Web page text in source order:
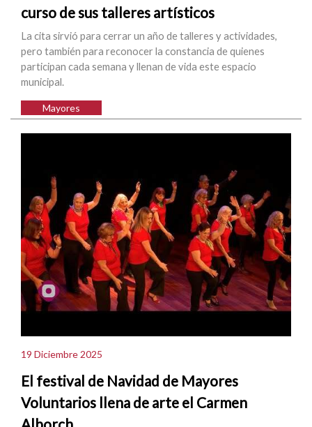
curso de sus talleres artísticos
La cita sirvió para cerrar un año de talleres y actividades,
pero también para reconocer la constancia de quienes
participan cada semana y llenan de vida este espacio
municipal.
Mayores
19 Diciembre 2025
El festival de Navidad de Mayores
Voluntarios llena de arte el Carmen